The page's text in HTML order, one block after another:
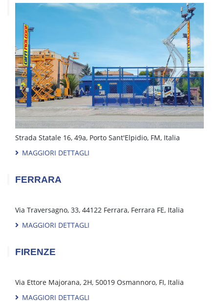
MAGGIORI DETTAGLI
CITTÀ DI CASTELLO
Viale Romagna, 65, 06012 Città di Castello PG, Italia
CIVITANOVA-MARCHE